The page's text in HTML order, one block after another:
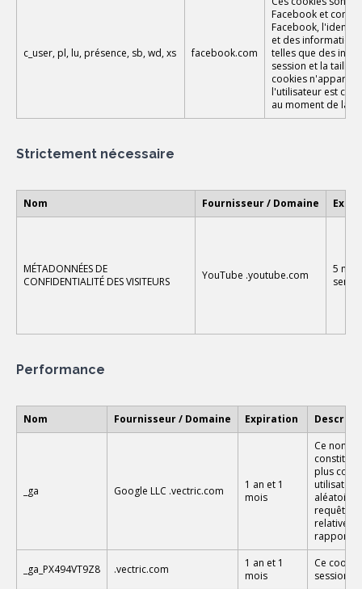
c_user, pl, lu, présence, sb, wd, xs facebook.com
Facebook et
Facebook,
et des
telles que des
session et la taille
cookies
l'utilisateur est
au moment de la
Strictement nécessaire
Nom Fournisseur / Domaine
MÉTADONNÉES DE
CONFIDENTIALITÉ DES VISITEURS
YouTube .youtube.com
5
Performance
Nom Fournisseur / Domaine Expiration
_ga Google LLC .vectric.com
1 an et 1
mois
Ce nom
constitue
plus
requête
relatives
rapports
_ga_PX494VT9Z8 .vectric.com
1 an et 1
mois
Ce
session.